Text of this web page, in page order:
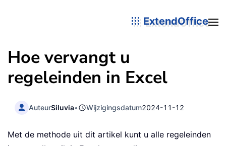
ExtendOffice
Hoe vervangt u
regeleinden in Excel
AuteurSiluvia• Wijzigingsdatum2024-11-12
Met de methode uit dit artikel kunt u alle regeleinden